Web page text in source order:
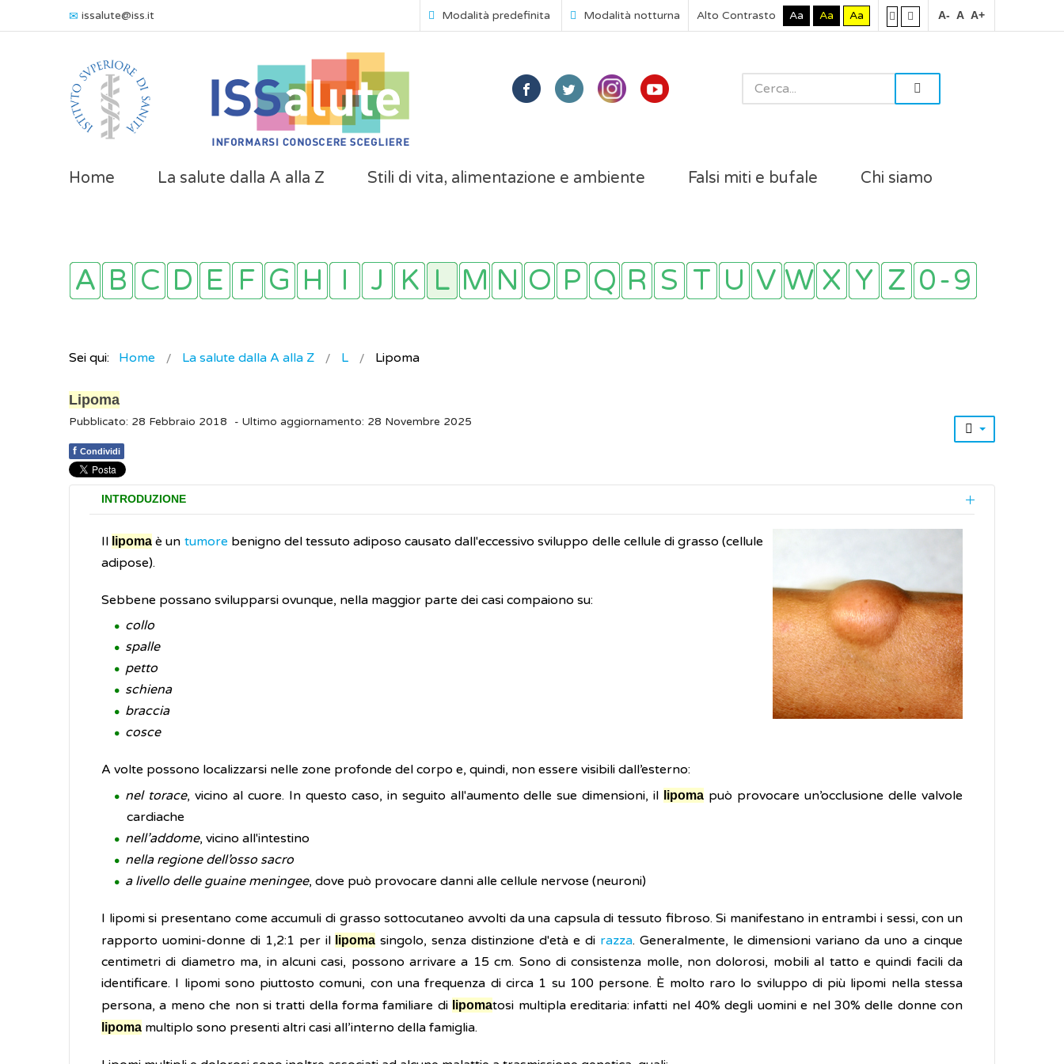
issalute@iss.it Modalità predefinita Modalità notturna Alto Contrasto Aa Aa Aa A- A A+
Home La salute dalla A alla Z Stili di vita, alimentazione e ambiente Falsi miti e bufale Chi siamo
Sei qui: Home La salute dalla A alla Z L Lipoma
Lipoma
Pubblicato: 28 Febbraio 2018 - Ultimo aggiornamento: 28 Novembre 2025
f Condividi
INTRODUZIONE
Il lipoma è un tumore benigno del tessuto adiposo causato dall'eccessivo sviluppo delle cellule di grasso (cellule
adipose).
Sebbene possano svilupparsi ovunque, nella maggior parte dei casi compaiono su:
collo
spalle
petto
schiena
braccia
cosce
A volte possono localizzarsi nelle zone profonde del corpo e, quindi, non essere visibili dall’esterno:
nel torace, vicino al cuore. In questo caso, in seguito all'aumento delle sue dimensioni, il lipoma può provocare un’occlusione delle valvole
cardiache
nell’addome, vicino all'intestino
nella regione dell’osso sacro
a livello delle guaine meningee, dove può provocare danni alle cellule nervose (neuroni)
I lipomi si presentano come accumuli di grasso sottocutaneo avvolti da una capsula di tessuto fibroso. Si manifestano in entrambi i sessi, con un
rapporto uomini-donne di 1,2:1 per il lipoma singolo, senza distinzione d'età e di razza. Generalmente, le dimensioni variano da uno a cinque
centimetri di diametro ma, in alcuni casi, possono arrivare a 15 cm. Sono di consistenza molle, non dolorosi, mobili al tatto e quindi facili da
identificare. I lipomi sono piuttosto comuni, con una frequenza di circa 1 su 100 persone. È molto raro lo sviluppo di più lipomi nella stessa
persona, a meno che non si tratti della forma familiare di lipomatosi multipla ereditaria: infatti nel 40% degli uomini e nel 30% delle donne con
lipoma multiplo sono presenti altri casi all’interno della famiglia.